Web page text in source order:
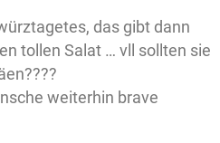
das gibt dann
tollen Salat … vll sollten sie
weiterhin brave